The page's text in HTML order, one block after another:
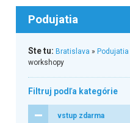
Podujatia
Ste tu: Bratislava » Podujatia
workshopy
Filtruj podľa kategórie
vstup zdarma